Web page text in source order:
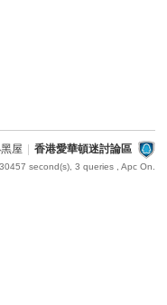
屋 香港愛華頓迷討論區
second(s), 3 queries , Apc On.